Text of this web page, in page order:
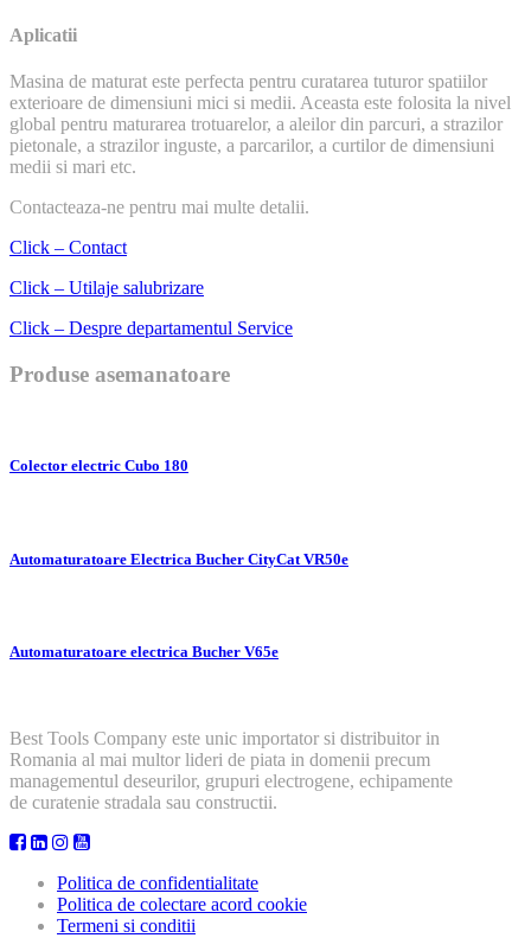
Aplicatii
Masina de maturat este perfecta pentru curatarea tuturor spatiilor
exterioare de dimensiuni mici si medii. Aceasta este folosita la nivel
global pentru maturarea trotuarelor, a aleilor din parcuri, a strazilor
pietonale, a strazilor inguste, a parcarilor, a curtilor de dimensiuni
medii si mari etc.
Contacteaza-ne pentru mai multe detalii.
Click – Contact
Click – Utilaje salubrizare
Click – Despre departamentul Service
Produse asemanatoare
Colector electric Cubo 180
Automaturatoare Electrica Bucher CityCat VR50e
Automaturatoare electrica Bucher V65e
Best Tools Company este unic importator si distribuitor in
Romania al mai multor lideri de piata in domenii precum
managementul deseurilor, grupuri electrogene, echipamente
de curatenie stradala sau constructii.
Politica de confidentialitate
Politica de colectare acord cookie
Termeni si conditii